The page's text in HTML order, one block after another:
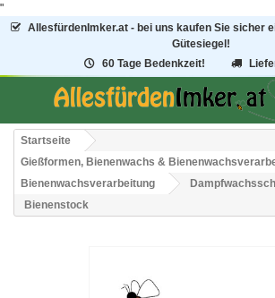
"
AllesfürdenImker.at - bei uns kaufen Sie sicher
Gütesiegel!
60 Tage Bedenkzeit!
Startseite
Gießformen, Bienenwachs &
Bienenwachsverarbeitung
Bienenstock